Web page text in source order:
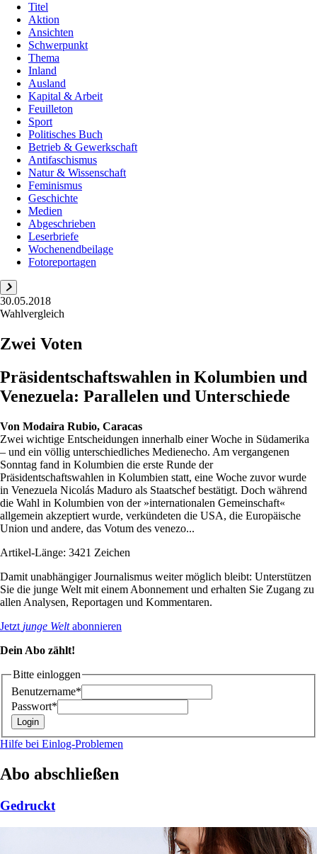
Titel
Aktion
Ansichten
Schwerpunkt
Thema
Inland
Ausland
Kapital & Arbeit
Feuilleton
Sport
Politisches Buch
Betrieb & Gewerkschaft
Antifaschismus
Natur & Wissenschaft
Feminismus
Geschichte
Medien
Abgeschrieben
Leserbriefe
Wochenendbeilage
Fotoreportagen
30.05.2018
Wahlvergleich
Zwei Voten
Präsidentschaftswahlen in Kolumbien und
Venezuela: Parallelen und Unterschiede
Von Modaira Rubio, Caracas
Zwei wichtige Entscheidungen innerhalb einer Woche in Südamerika
– und ein völlig unterschiedliches Medienecho. Am vergangenen
Sonntag fand in Kolumbien die erste Runde der
Präsidentschaftswahlen in Kolumbien statt, eine Woche zuvor wurde
in Venezuela Nicolás Maduro als Staatschef bestätigt. Doch während
die Wahl in Kolumbien von der »internationalen Gemeinschaft«
allgemein akzeptiert wurde, verkündeten die USA, die Europäische
Union und andere, das Votum des venezo...
Artikel-Länge: 3421 Zeichen
Damit unabhängiger Journalismus weiter möglich bleibt: Unterstützen
Sie die junge Welt mit einem Abonnement und erhalten Sie Zugang zu
allen Analysen, Reportagen und Kommentaren.
Jetzt junge Weltabonnieren
Dein Abo zählt!
Bitte einloggen
Benutzername*
Passwort*
Hilfe bei Einlog-Problemen
Abo abschließen
Gedruckt